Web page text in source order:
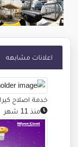
اعلانات مشابهه
خدمة اصلاح كيرا
منذ 11 شهر